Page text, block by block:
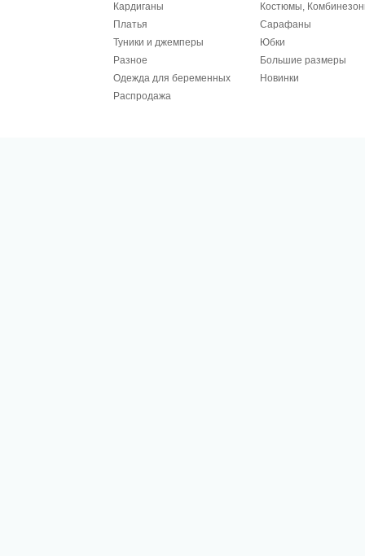
Кардиганы
Костюмы,
Платья
Сарафаны
Туники и джемперы
Юбки
Разное
Большие размеры
Одежда для беременных
Новинки
Распродажа